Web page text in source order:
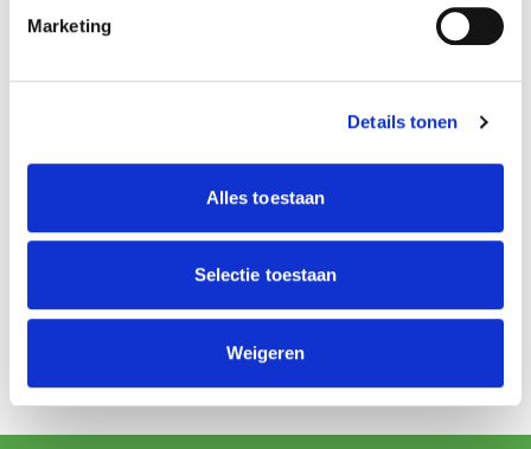
Marketing
Details tonen
Alles toestaan
Selectie toestaan
Weigeren
Side by side
Is dit niet het product wat u zoekt
Kies een andere lamp uit de categorie:
Opbouw noodverlichting
Inbouw noodverlichting
Gallerij verlichting